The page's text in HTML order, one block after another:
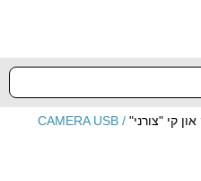
קי "צורני" / CAMERA USB